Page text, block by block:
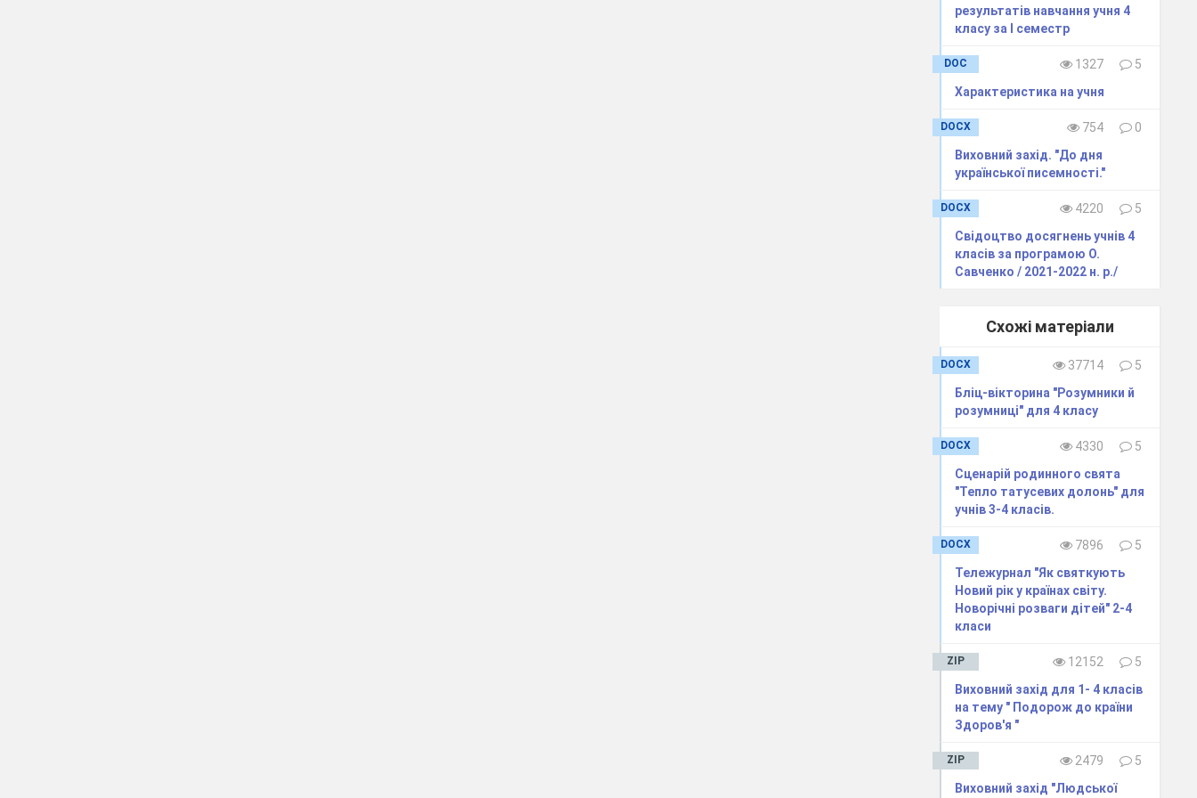
результатів навчання учня 4
класу за І семестр
DOC 1327
5
Характеристика на учня
DOCX 754
0
Виховний захід. "До дня
української писемності."
DOCX 4220
5
Свідоцтво досягнень учнів 4
класів за програмою О.
Савченко / 2021-2022 н. р./
Схожі матеріали
DOCX 37714
5
Бліц-вікторина "Розумники й
розумниці" для 4 класу
DOCX 4330
5
Сценарій родинного свята
"Тепло татусевих долонь" для
учнів 3-4 класів.
DOCX 7896
5
Тележурнал "Як святкують
Новий рік у країнах світу.
Новорічні розваги дітей" 2-4
класи
ZIP 12152
5
Виховний захід для 1- 4 класів
на тему " Подорож до країни
Здоров'я "
ZIP 2479
5
Виховний захід "Людської